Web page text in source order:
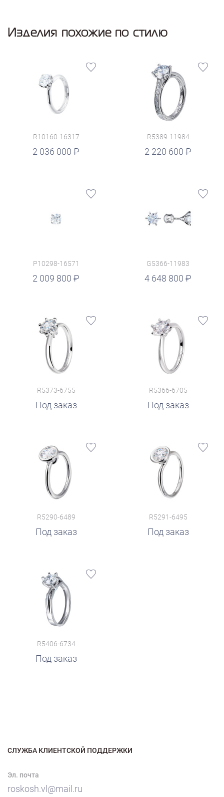
Изделия похожие по стилю
R10160-16317
2 036 000
R5389-11984
2 220 600
руб.
P10298-16571
2 009 800
G5366-11983
4 648 800
руб.
R5373-6755
Под заказ
R5366-6705
Под заказ
R5290-6489
Под заказ
R5291-6495
Под заказ
R5406-6734
Под заказ
СЛУЖБА КЛИЕНТСКОЙ ПОДДЕРЖКИ
Эл. почта
roskosh.vl@mail.ru